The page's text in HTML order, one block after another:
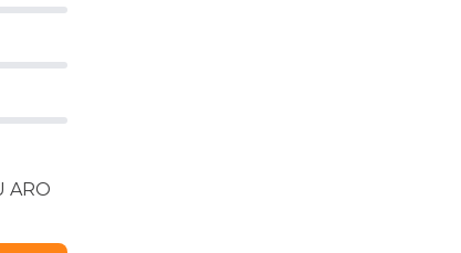
ARO